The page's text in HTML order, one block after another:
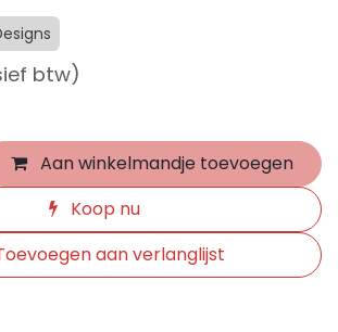
btw)
Aan winkelmandje toevoegen
Koop nu
aan verlanglijst